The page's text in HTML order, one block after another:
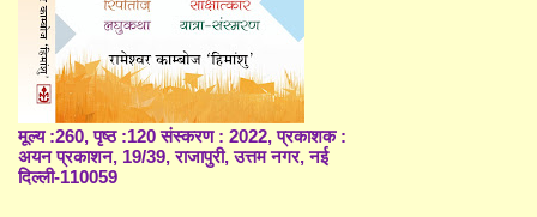
मूल्य :260, पृष्ठ :120 संस्करण : 2022, प्रकाशक :
अयन प्रकाशन, 19/39, राजापुरी, उत्तम नगर, नई
दिल्ली-110059